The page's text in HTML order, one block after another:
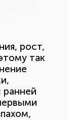
рост,
так
ранней